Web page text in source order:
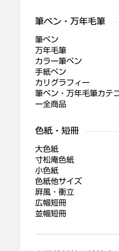
筆ペン
万年毛筆
カラー筆ペン
手紙ペン
カリグラフィー
筆ペン・万年毛筆カテ
ー全商品
大色紙
寸松庵色紙
小色紙
色紙他サイズ
屛風・衝立
広幅短冊
並幅短冊